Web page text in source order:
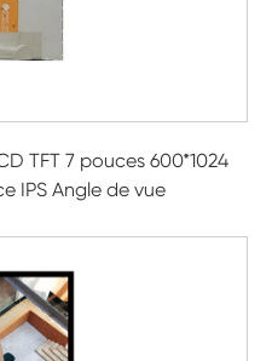
TFT 7 pouces 600*1024
IPS Angle de vue